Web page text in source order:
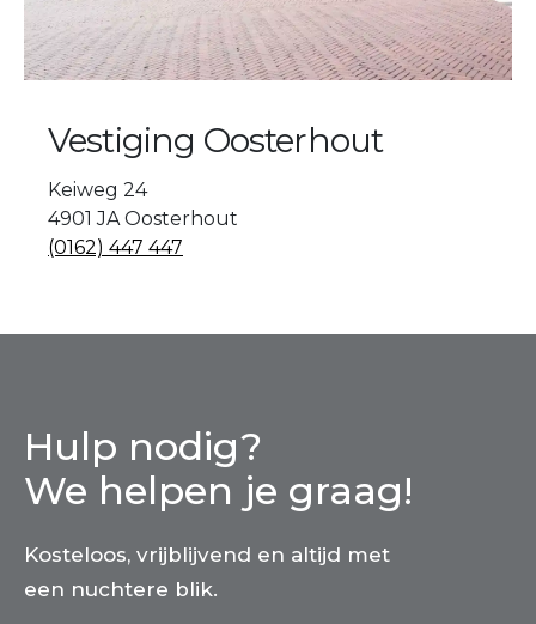
Vestiging Oosterhout
Keiweg 24
4901 JA Oosterhout
(0162) 447 447
Hulp nodig?
We helpen je graag!
Kosteloos, vrijblijvend en altijd met
een nuchtere blik.